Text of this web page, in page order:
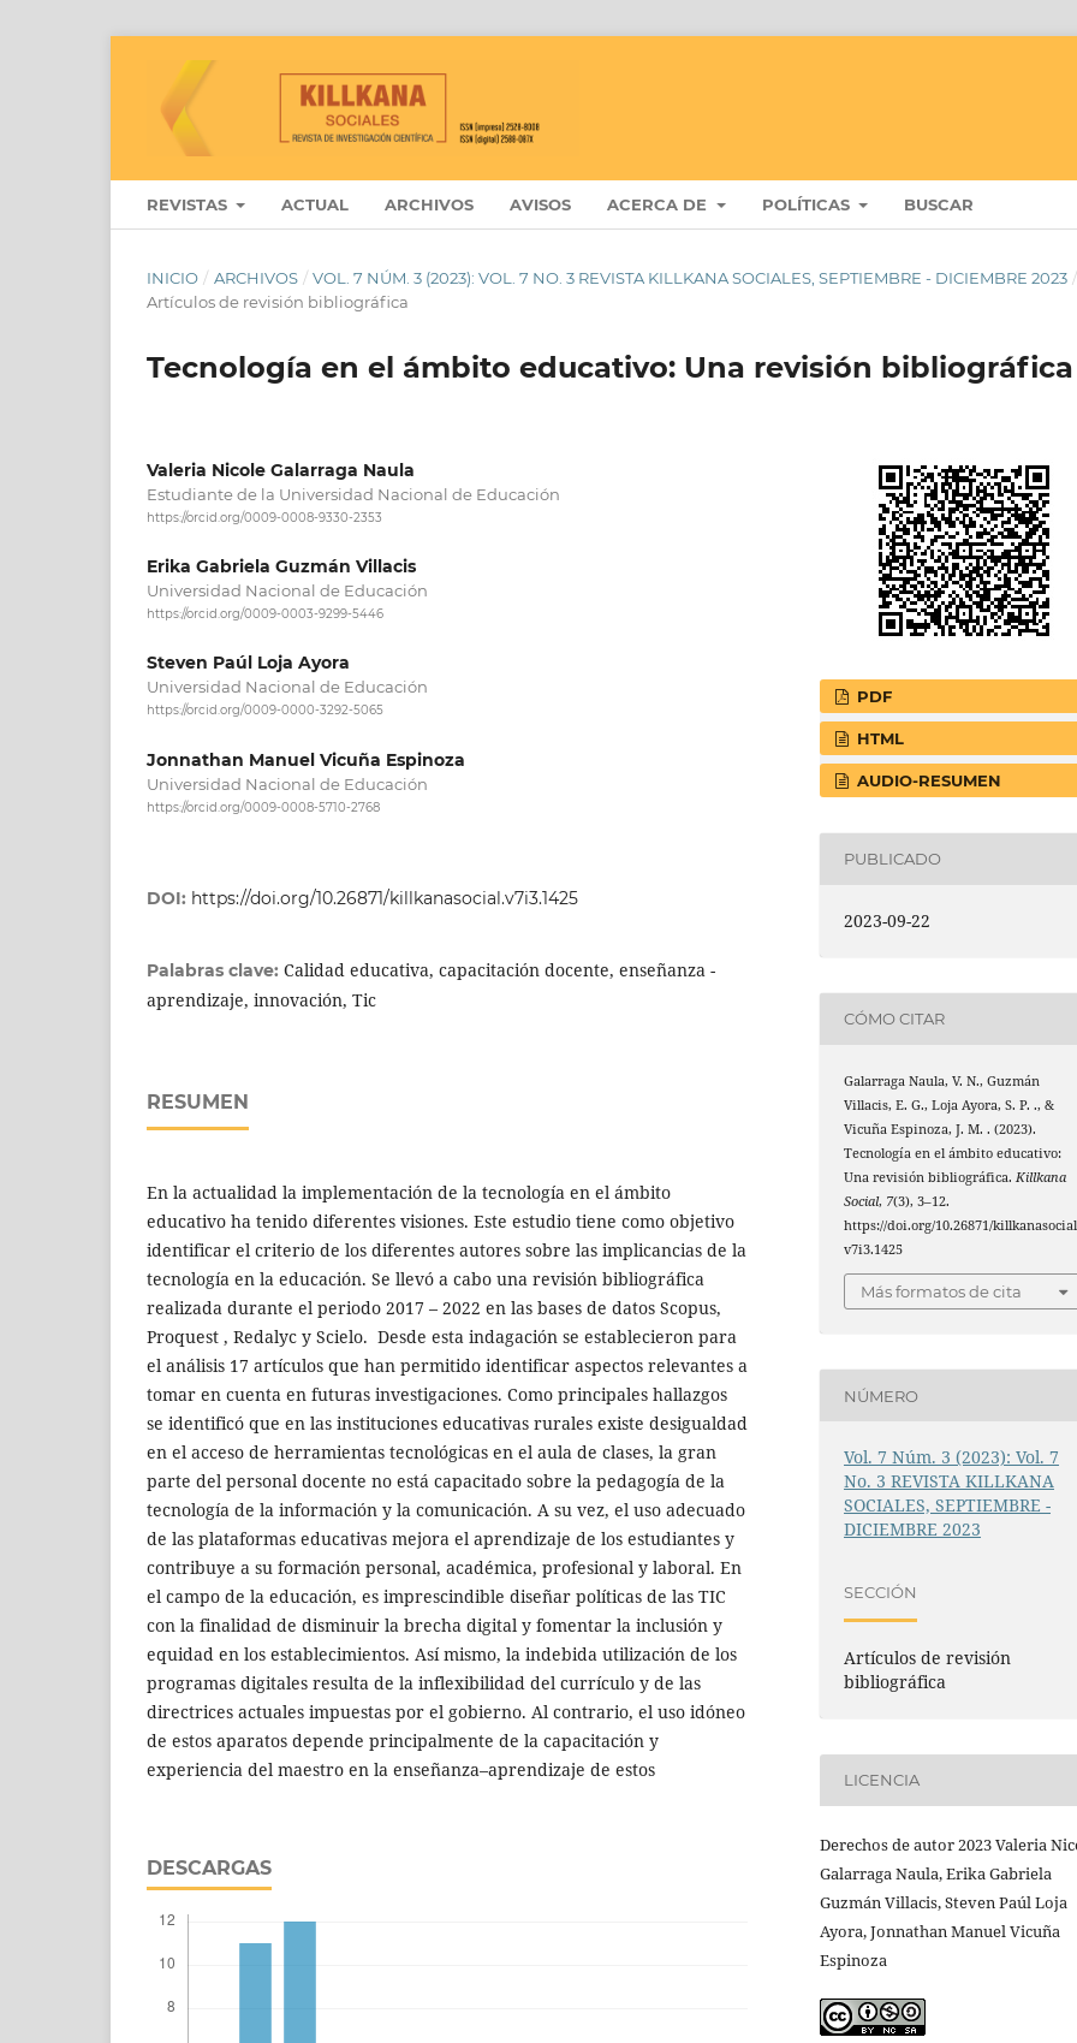
REVISTAS ACTUAL ARCHIVOS AVISOS ACERCA DE POLÍTICAS BUSCAR
INICIO / ARCHIVOS / VOL. 7 NÚM. 3 (2023): VOL. 7 NO. 3 REVISTA KILLKANA SOCIALES, SEPTIEMBRE - DICIEMBRE 2023 /
Artículos de revisión bibliográfica
Tecnología en el ámbito educativo: Una revisión bibliográfica
Valeria Nicole Galarraga Naula
Estudiante de la Universidad Nacional de Educación
https://orcid.org/0009-0008-9330-2353
Erika Gabriela Guzmán Villacis
Universidad Nacional de Educación
https://orcid.org/0009-0003-9299-5446
Steven Paúl Loja Ayora
Universidad Nacional de Educación
https://orcid.org/0009-0000-3292-5065
Jonnathan Manuel Vicuña Espinoza
Universidad Nacional de Educación
https://orcid.org/0009-0008-5710-2768
DOI: https://doi.org/10.26871/killkanasocial.v7i3.1425
Palabras clave: Calidad educativa, capacitación docente, enseñanza -
aprendizaje, innovación, Tic
RESUMEN
En la actualidad la implementación de la tecnología en el ámbito
educativo ha tenido diferentes visiones. Este estudio tiene como objetivo
identificar el criterio de los diferentes autores sobre las implicancias de la
tecnología en la educación. Se llevó a cabo una revisión bibliográfica
realizada durante el periodo 2017 – 2022 en las bases de datos Scopus,
Proquest , Redalyc y Scielo. Desde esta indagación se establecieron para
el análisis 17 artículos que han permitido identificar aspectos relevantes a
tomar en cuenta en futuras investigaciones. Como principales hallazgos
se identificó que en las instituciones educativas rurales existe desigualdad
en el acceso de herramientas tecnológicas en el aula de clases, la gran
parte del personal docente no está capacitado sobre la pedagogía de la
tecnología de la información y la comunicación. A su vez, el uso adecuado
de las plataformas educativas mejora el aprendizaje de los estudiantes y
contribuye a su formación personal, académica, profesional y laboral. En
el campo de la educación, es imprescindible diseñar políticas de las TIC
con la finalidad de disminuir la brecha digital y fomentar la inclusión y
equidad en los establecimientos. Así mismo, la indebida utilización de los
programas digitales resulta de la inflexibilidad del currículo y de las
directrices actuales impuestas por el gobierno. Al contrario, el uso idóneo
de estos aparatos depende principalmente de la capacitación y
experiencia del maestro en la enseñanza–aprendizaje de estos
DESCARGAS
PDF
HTML
AUDIO-RESUMEN
PUBLICADO
2023-09-22
CÓMO CITAR
Galarraga Naula, V. N., Guzmán
Villacis, E. G., Loja Ayora, S. P. ., &
Vicuña Espinoza, J. M. . (2023).
Tecnología en el ámbito educativo:
Una revisión bibliográfica.Killkana
Social, 7(3), 3–12.
https://doi.org/10.26871/
v7i3.1425
Más formatos de cita
NÚMERO
Vol. 7 Núm. 3 (2023): Vol. 7
No. 3 REVISTA KILLKANA
SOCIALES, SEPTIEMBRE -
DICIEMBRE 2023
SECCIÓN
Artículos de revisión
bibliográfica
LICENCIA
Derechos de autor 2023 Valeria
Galarraga Naula, Erika Gabriela
Guzmán Villacis, Steven Paúl Loja
Ayora, Jonnathan Manuel Vicuña
Espinoza